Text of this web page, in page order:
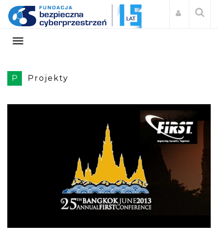
P Projekty